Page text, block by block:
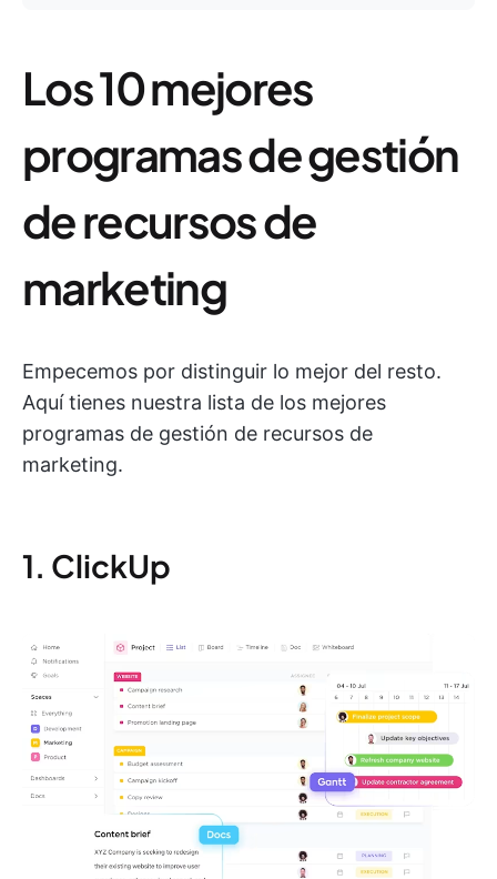
Los 10 mejores
programas de gestión
de recursos de
marketing
Empecemos por distinguir lo mejor del resto.
Aquí tienes nuestra lista de los mejores
programas de gestión de recursos de
marketing.
1. ClickUp